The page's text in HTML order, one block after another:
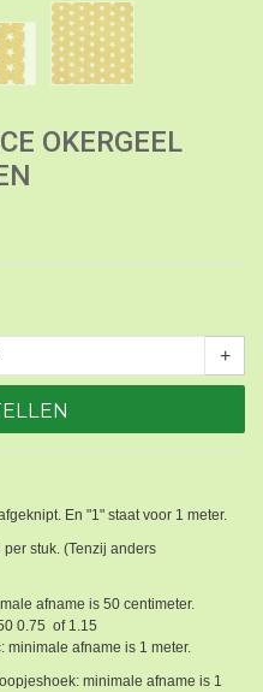
OKERGEEL
+
En "1" staat voor 1 meter.
stuk. (Tenzij anders
afname is 50 centimeter.
0.75 of 1.15
minimale afname is 1 meter.
minimale afname is 1